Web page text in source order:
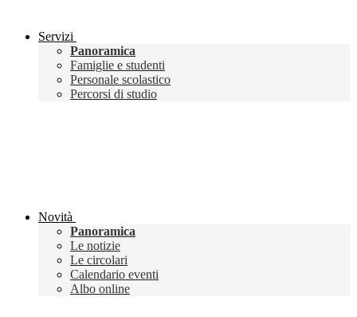
Servizi
Panoramica
Famiglie e studenti
Personale scolastico
Percorsi di studio
Novità
Panoramica
Le notizie
Le circolari
Calendario eventi
Albo online